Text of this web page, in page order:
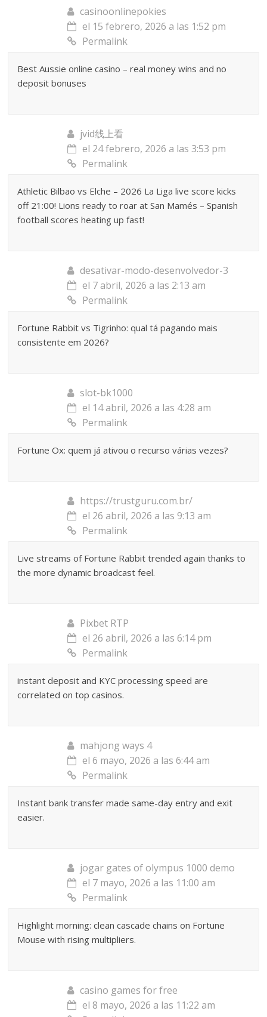
casinoonlinepokies
el 15 febrero, 2026 a las 1:52 pm
Permalink
Best Aussie online casino – real money wins and no
deposit bonuses
jvid线上看
el 24 febrero, 2026 a las 3:53 pm
Permalink
Athletic Bilbao vs Elche – 2026 La Liga live score kicks
off 21:00! Lions ready to roar at San Mamés – Spanish
football scores heating up fast!
desativar-modo-desenvolvedor-3
el 7 abril, 2026 a las 2:13 am
Permalink
Fortune Rabbit vs Tigrinho: qual tá pagando mais
consistente em 2026?
slot-bk1000
el 14 abril, 2026 a las 4:28 am
Permalink
Fortune Ox: quem já ativou o recurso várias vezes?
https://trustguru.com.br/
el 26 abril, 2026 a las 9:13 am
Permalink
Live streams of Fortune Rabbit trended again thanks to
the more dynamic broadcast feel.
Pixbet RTP
el 26 abril, 2026 a las 6:14 pm
Permalink
instant deposit and KYC processing speed are
correlated on top casinos.
mahjong ways 4
el 6 mayo, 2026 a las 6:44 am
Permalink
Instant bank transfer made same-day entry and exit
easier.
jogar gates of olympus 1000 demo
el 7 mayo, 2026 a las 11:00 am
Permalink
Highlight morning: clean cascade chains on Fortune
Mouse with rising multipliers.
casino games for free
el 8 mayo, 2026 a las 11:22 am